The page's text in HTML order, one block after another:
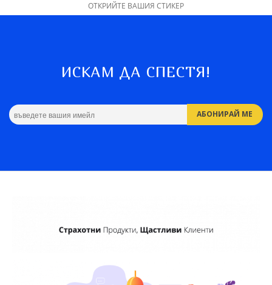
ОТКРИЙТЕ ВАШИЯ СТИКЕР
ИСКАМ ДА СПЕСТЯ!